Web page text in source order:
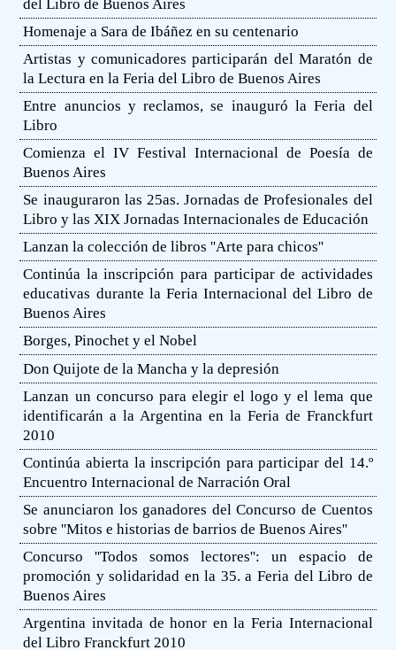
del Libro de Buenos Aires
Homenaje a Sara de Ibáñez en su centenario
Artistas y comunicadores participarán del Maratón de
la Lectura en la Feria del Libro de Buenos Aires
Entre anuncios y reclamos, se inauguró la Feria del
Libro
Comienza el IV Festival Internacional de Poesía de
Buenos Aires
Se inauguraron las 25as. Jornadas de Profesionales del
Libro y las XIX Jornadas Internacionales de Educación
Lanzan la colección de libros ''Arte para chicos''
Continúa la inscripción para participar de actividades
educativas durante la Feria Internacional del Libro de
Buenos Aires
Borges, Pinochet y el Nobel
Don Quijote de la Mancha y la depresión
Lanzan un concurso para elegir el logo y el lema que
identificarán a la Argentina en la Feria de Franckfurt
2010
Continúa abierta la inscripción para participar del 14.º
Encuentro Internacional de Narración Oral
Se anunciaron los ganadores del Concurso de Cuentos
sobre ''Mitos e historias de barrios de Buenos Aires''
Concurso ''Todos somos lectores'': un espacio de
promoción y solidaridad en la 35. a Feria del Libro de
Buenos Aires
Argentina invitada de honor en la Feria Internacional
del Libro Franckfurt 2010